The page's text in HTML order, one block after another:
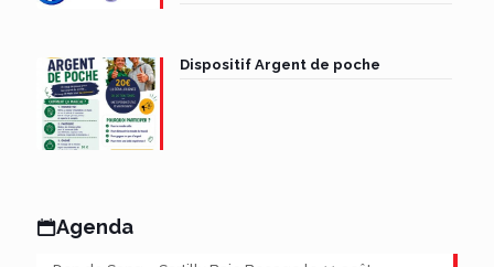
Dispositif Argent de poche
Agenda